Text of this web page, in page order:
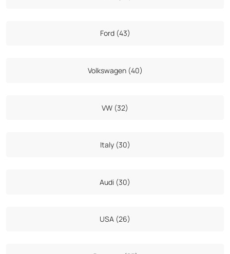
Ford (43)
Volkswagen (40)
VW (32)
Italy (30)
Audi (30)
USA (26)